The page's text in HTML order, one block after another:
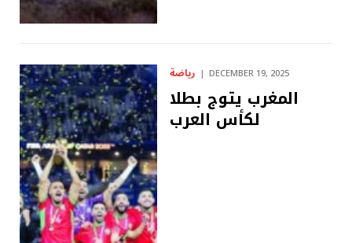
رياضة DECEMBER 19, 2025
المغرب يتوج بطلا
لكأس العرب